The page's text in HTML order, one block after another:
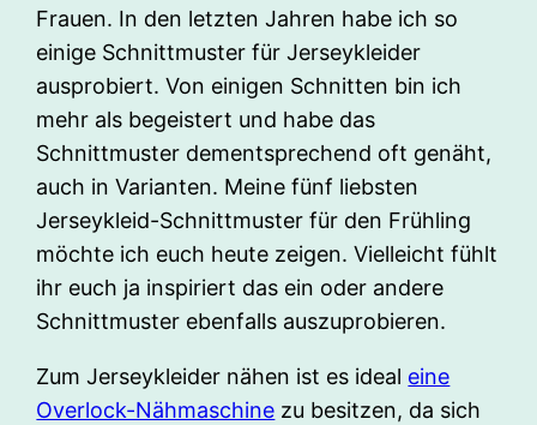
Frauen. In den letzten Jahren habe ich so
einige Schnittmuster für Jerseykleider
ausprobiert. Von einigen Schnitten bin ich
mehr als begeistert und habe das
Schnittmuster dementsprechend oft genäht,
auch in Varianten. Meine fünf liebsten
Jerseykleid-Schnittmuster für den Frühling
möchte ich euch heute zeigen. Vielleicht fühlt
ihr euch ja inspiriert das ein oder andere
Schnittmuster ebenfalls auszuprobieren.
Zum Jerseykleider nähen ist es ideal eine
Overlock-Nähmaschine zu besitzen, da sich